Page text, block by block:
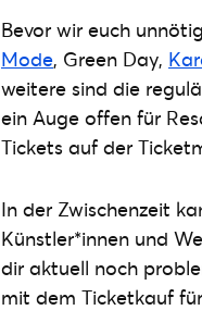
Bevor wir euch
Mode, Green Day,
weitere sind die
ein Auge offen für
Tickets auf der
In der Zwischenzeit
Künstler*innen und
dir aktuell noch
mit dem Ticketkauf